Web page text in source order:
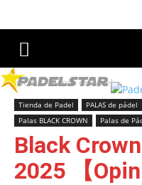
Inicio Tienda de Padel
Tienda de Padel
PALAS de
Palas BLACK CROWN
Palas de
Black
2025 【